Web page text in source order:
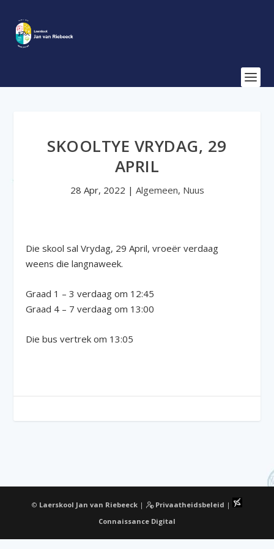
SKOOLTYE VRYDAG, 29
APRIL
28 Apr, 2022 | Algemeen, Nuus
Die skool sal Vrydag, 29 April, vroeër verdaag
weens die langnaweek.
Graad 1 – 3 verdaag om 12:45
Graad 4 – 7 verdaag om 13:00
Die bus vertrek om 13:05
© Laerskool Jan van Riebeeck| Privaatheidsbeleid |
Connaissance Digital